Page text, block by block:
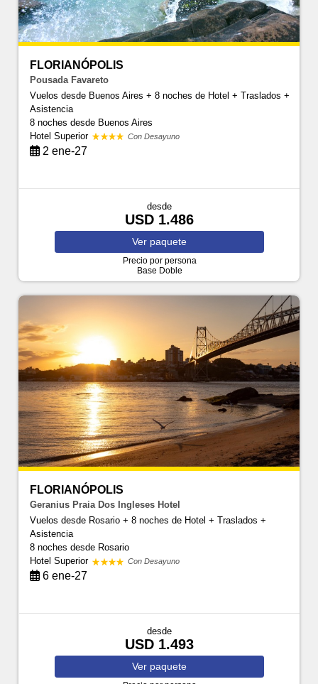
FLORIANÓPOLIS
Pousada Favareto
Vuelos desde Buenos Aires + 8 noches de Hotel + Traslados +
Asistencia
8 nochesdesde Buenos Aires
Hotel Superior
Con Desayuno
2 ene-27
desde
USD 1.486
Ver paquete
Precio por persona
Base Doble
FLORIANÓPOLIS
Geranius Praia Dos Ingleses Hotel
Vuelos desde Rosario + 8 noches de Hotel + Traslados +
Asistencia
8 nochesdesde Rosario
Hotel Superior
Con Desayuno
6 ene-27
desde
USD 1.493
Ver paquete